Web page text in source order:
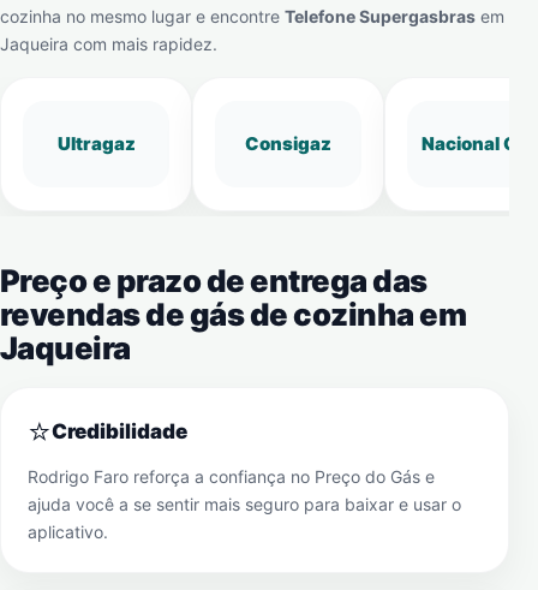
cozinha no mesmo lugar e encontre Telefone Supergasbras em
Jaqueira com mais rapidez.
Ultragaz Consigaz Nacional Gás
Preço e prazo de entrega das
revendas de gás de cozinha em
Jaqueira
⭐Credibilidade
Rodrigo Faro reforça a confiança no Preço do Gás e
ajuda você a se sentir mais seguro para baixar e usar o
aplicativo.